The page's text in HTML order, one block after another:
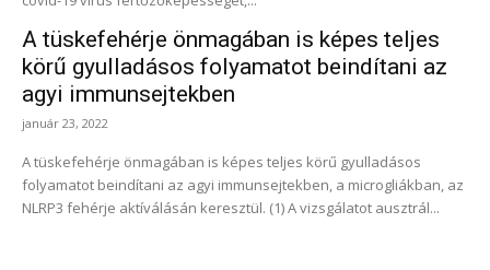
A tüskefehérje önmagában is képes teljes
körű gyulladásos folyamatot beindítani az
agyi immunsejtekben
január 23, 2022
A tüskefehérje önmagában is képes teljes körű gyulladásos
folyamatot beindítani az agyi immunsejtekben, a microgliákban, az
NLRP3 fehérje aktíválásán keresztül. (1) A vizsgálatot ausztrál...